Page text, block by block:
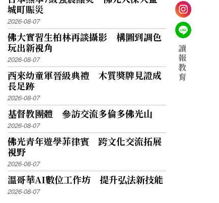
城町賑災
2026-08-07
佛大實習生柏林再談攝影 構圖到調色
玩出新視角
2026-08-07
西來幼童軍晉級典禮 木質獎牌見證成
長足跡
2026-08-07
基督教團體 參訪交流多倫多佛光山
2026-08-07
佛光青年遊學菲律賓 跨文化交流拓展
視野
2026-08-07
溫哥華AI數位工作坊 提升弘法新技能
2026-08-07
讀
報
教
育